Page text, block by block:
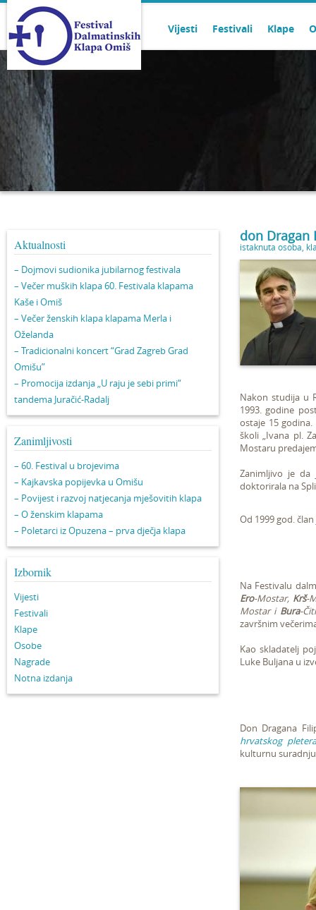
Vijesti Festivali Klape
Aktualnosti
– Dojmovi sudionika jubilarnog festivala
– Večer muških klapa 60. Festivala klapama
Kaše i Omiš
– Večer ženskih klapa klapama Merla i
Oželanda
– Tradicionalni koncert “Grad Zagreb Grad
Omišu”
– Promocija izdanja „U raju je sebi primi“
tandema Juračić-Radalj
Zanimljivosti
– 60. Festival u brojevima
– Kajkavska popijevka u Omišu
– Povijest i razvoj natjecanja mješovitih klapa
– O ženskim klapama
– Poletarci iz Opuzena – prva dječja klapa
Izbornik
Vijesti
Festivali
Klape
Osobe
Nagrade
Notna izdanja
don Dragan
istaknuta osoba
Nakon studija u
1993. godine
ostaje 15
školi „Ivana pl.
Mostaru
Zanimljivo je
doktorirala na
Od 1999 god.
Na Festivalu
Ero-Mostar, Krš-
Mostar i Bura-
završnim
Kao skladatelj
Luke Buljana u
Don Dragana
hrvatskog pletera
kulturnu